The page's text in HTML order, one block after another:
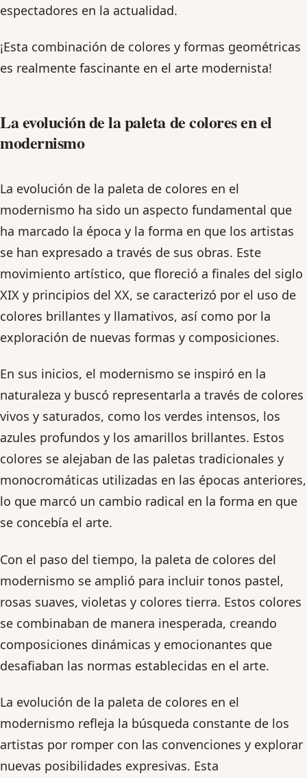
espectadores en la actualidad.
¡Esta combinación de colores y formas geométricas
es realmente fascinante en el arte modernista!
La evolución de la paleta de colores en el
modernismo
La evolución de la paleta de colores en el
modernismo ha sido un aspecto fundamental que
ha marcado la época y la forma en que los artistas
se han expresado a través de sus obras. Este
movimiento artístico, que floreció a finales del siglo
XIX y principios del XX, se caracterizó por el uso de
colores brillantes y llamativos, así como por la
exploración de nuevas formas y composiciones.
En sus inicios, el modernismo se inspiró en la
naturaleza y buscó representarla a través de colores
vivos y saturados, como los verdes intensos, los
azules profundos y los amarillos brillantes. Estos
colores se alejaban de las paletas tradicionales y
monocromáticas utilizadas en las épocas anteriores,
lo que marcó un cambio radical en la forma en que
se concebía el arte.
Con el paso del tiempo, la paleta de colores del
modernismo se amplió para incluir tonos pastel,
rosas suaves, violetas y colores tierra. Estos colores
se combinaban de manera inesperada, creando
composiciones dinámicas y emocionantes que
desafiaban las normas establecidas en el arte.
La evolución de la paleta de colores en el
modernismo refleja la búsqueda constante de los
artistas por romper con las convenciones y explorar
nuevas posibilidades expresivas. Esta